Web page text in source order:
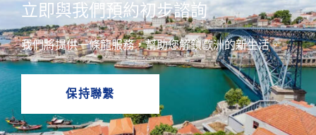
立即與我們預約初步諮詢
我們將提供一條龍服務，幫助您解鎖歐洲的新生活。
保持聯繫